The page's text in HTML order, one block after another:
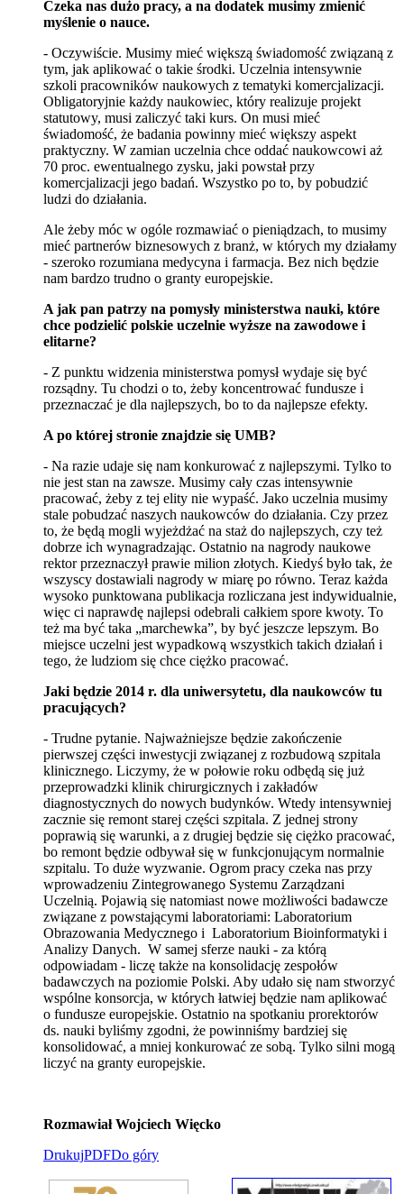
Czeka nas dużo pracy, a na dodatek musimy zmienić
myślenie o nauce.
- Oczywiście. Musimy mieć większą świadomość związaną z
tym, jak aplikować o takie środki. Uczelnia intensywnie
szkoli pracowników naukowych z tematyki komercjalizacji.
Obligatoryjnie każdy naukowiec, który realizuje projekt
statutowy, musi zaliczyć taki kurs. On musi mieć
świadomość, że badania powinny mieć większy aspekt
praktyczny. W zamian uczelnia chce oddać naukowcowi aż
70 proc. ewentualnego zysku, jaki powstał przy
komercjalizacji jego badań. Wszystko po to, by pobudzić
ludzi do działania.
Ale żeby móc w ogóle rozmawiać o pieniądzach, to musimy
mieć partnerów biznesowych z branż, w których my działamy
- szeroko rozumiana medycyna i farmacja. Bez nich będzie
nam bardzo trudno o granty europejskie.
A jak pan patrzy na pomysły ministerstwa nauki, które
chce podzielić polskie uczelnie wyższe na zawodowe i
elitarne?
- Z punktu widzenia ministerstwa pomysł wydaje się być
rozsądny. Tu chodzi o to, żeby koncentrować fundusze i
przeznaczać je dla najlepszych, bo to da najlepsze efekty.
A po której stronie znajdzie się UMB?
- Na razie udaje się nam konkurować z najlepszymi. Tylko to
nie jest stan na zawsze. Musimy cały czas intensywnie
pracować, żeby z tej elity nie wypaść. Jako uczelnia musimy
stale pobudzać naszych naukowców do działania. Czy przez
to, że będą mogli wyjeżdżać na staż do najlepszych, czy też
dobrze ich wynagradzając. Ostatnio na nagrody naukowe
rektor przeznaczył prawie milion złotych. Kiedyś było tak, że
wszyscy dostawiali nagrody w miarę po równo. Teraz każda
wysoko punktowana publikacja rozliczana jest indywidualnie,
więc ci naprawdę najlepsi odebrali całkiem spore kwoty. To
też ma być taka „marchewka”, by być jeszcze lepszym. Bo
miejsce uczelni jest wypadkową wszystkich takich działań i
tego, że ludziom się chce ciężko pracować.
Jaki będzie 2014 r. dla uniwersytetu, dla naukowców tu
pracujących?
- Trudne pytanie. Najważniejsze będzie zakończenie
pierwszej części inwestycji związanej z rozbudową szpitala
klinicznego. Liczymy, że w połowie roku odbędą się już
przeprowadzki klinik chirurgicznych i zakładów
diagnostycznych do nowych budynków. Wtedy intensywniej
zacznie się remont starej części szpitala. Z jednej strony
poprawią się warunki, a z drugiej będzie się ciężko pracować,
bo remont będzie odbywał się w funkcjonującym normalnie
szpitalu. To duże wyzwanie. Ogrom pracy czeka nas przy
wprowadzeniu Zintegrowanego Systemu Zarządzani
Uczelnią. Pojawią się natomiast nowe możliwości badawcze
związane z powstającymi laboratoriami: Laboratorium
Obrazowania Medycznego i Laboratorium Bioinformatyki i
Analizy Danych. W samej sferze nauki - za którą
odpowiadam - liczę także na konsolidację zespołów
badawczych na poziomie Polski. Aby udało się nam stworzyć
wspólne konsorcja, w których łatwiej będzie nam aplikować
o fundusze europejskie. Ostatnio na spotkaniu prorektorów
ds. nauki byliśmy zgodni, że powinniśmy bardziej się
konsolidować, a mniej konkurować ze sobą. Tylko silni mogą
liczyć na granty europejskie.
Rozmawiał Wojciech Więcko
DrukujPDFDo góry